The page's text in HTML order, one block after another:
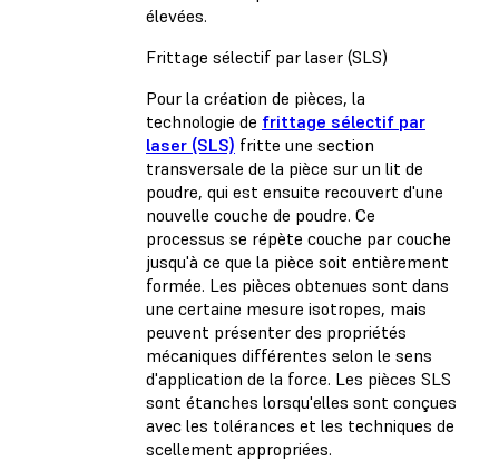
élevées.
Frittage sélectif par laser (SLS)
Pour la création de pièces, la
technologie de frittage sélectif par
laser (SLS) fritte une section
transversale de la pièce sur un lit de
poudre, qui est ensuite recouvert d'une
nouvelle couche de poudre. Ce
processus se répète couche par couche
jusqu'à ce que la pièce soit entièrement
formée. Les pièces obtenues sont dans
une certaine mesure isotropes, mais
peuvent présenter des propriétés
mécaniques différentes selon le sens
d'application de la force. Les pièces SLS
sont étanches lorsqu'elles sont conçues
avec les tolérances et les techniques de
scellement appropriées.